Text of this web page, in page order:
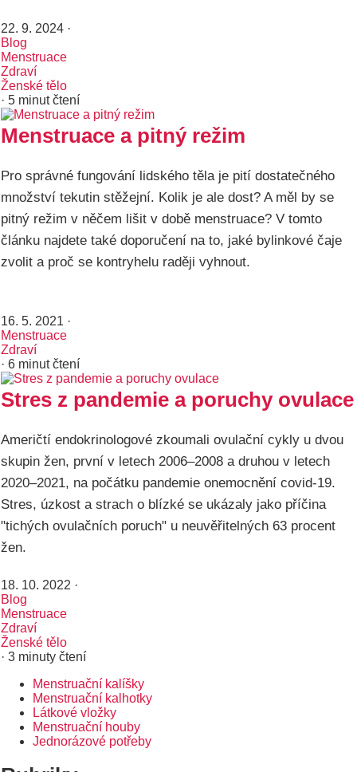
22. 9. 2024 ·
Blog
Menstruace
Zdraví
Ženské tělo
· 5 minut čtení
Menstruace a pitný režim
Pro správné fungování lidského těla je pití dostatečného
množství tekutin stěžejní. Kolik je ale dost? A měl by se
pitný režim v něčem lišit v době menstruace? V tomto
článku najdete také doporučení na to, jaké bylinkové čaje
zvolit a proč se kontryhelu raději vyhnout.
16. 5. 2021 ·
Menstruace
Zdraví
· 6 minut čtení
Stres z pandemie a poruchy ovulace
Američtí endokrinologové zkoumali ovulační cykly u dvou
skupin žen, první v letech 2006–2008 a druhou v letech
2020–2021, na počátku pandemie onemocnění covid-19.
Stres, úzkost a strach o blízké se ukázaly jako příčina
"tichých ovulačních poruch" u neuvěřitelných 63 procent
žen.
18. 10. 2022 ·
Blog
Menstruace
Zdraví
Ženské tělo
· 3 minuty čtení
Rozcestník
Menstruační kalíšky
Menstruační kalhotky
Látkové vložky
Menstruační houby
Jednorázové potřeby